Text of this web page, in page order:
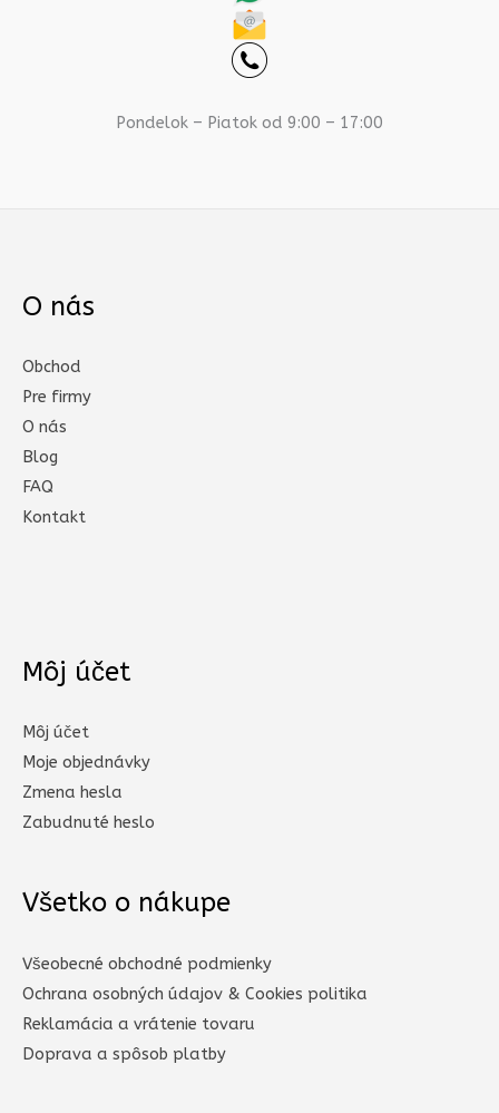
Pondelok – Piatok od 9:00 – 17:00
O nás
Obchod
Pre firmy
O nás
Blog
FAQ
Kontakt
Môj účet
Môj účet
Moje objednávky
Zmena hesla
Zabudnuté heslo
Všetko o nákupe
Všeobecné obchodné podmienky
Ochrana osobných údajov & Cookies politika
Reklamácia a vrátenie tovaru
Doprava a spôsob platby​